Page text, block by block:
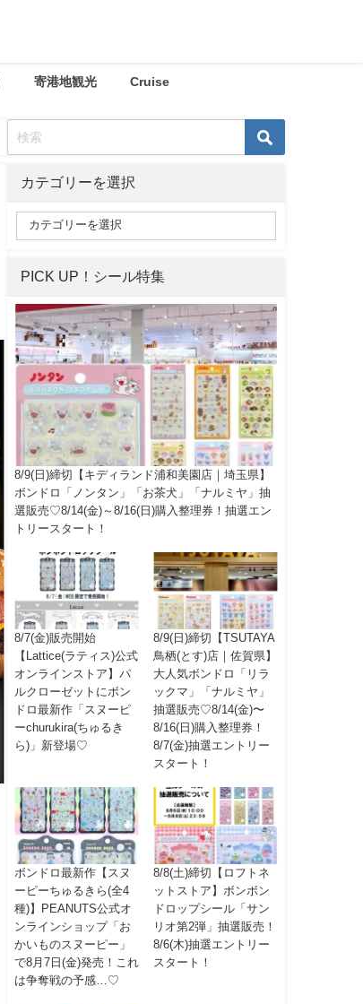
寄港地観光 Cruise
カテゴリーを選択
PICK UP！シール特集
8/9(日)締切【キディランド浦和美園店｜埼玉県】
ボンドロ「ノンタン」「お茶犬」「ナルミヤ」抽
選販売♡8/14(金)～8/16(日)購入整理券！抽選エン
トリースタート！
8/7(金)販売開始
【Lattice(ラティス)公式
オンラインストア】パ
ルクローゼットにボン
ドロ最新作「スヌーピ
ーchurukira(ちゅるき
ら)」新登場♡
8/9(日)締切【TSUTAYA
鳥栖(とす)店｜佐賀県】
大人気ボンドロ「リラ
ックマ」「ナルミヤ」
抽選販売♡8/14(金)〜
8/16(日)購入整理券！
8/7(金)抽選エントリー
スタート！
ボンドロ最新作【スヌ
ーピーちゅるきら(全4
種)】PEANUTS公式オ
ンラインショップ「お
かいものスヌーピー」
で8月7日(金)発売！これ
は争奪戦の予感…♡
8/8(土)締切【ロフトネ
ットストア】ボンボン
ドロップシール「サン
リオ第2弾」抽選販売！
8/6(木)抽選エントリー
スタート！